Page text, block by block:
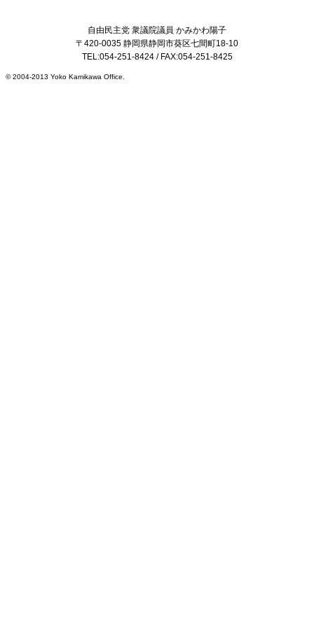
自由民主党 衆議院議員 かみかわ陽子
〒420-0035 静岡県静岡市葵区七間町18-10
TEL:054-251-8424/ FAX:054-251-8425
© 2004-2013 Yoko Kamikawa Office.